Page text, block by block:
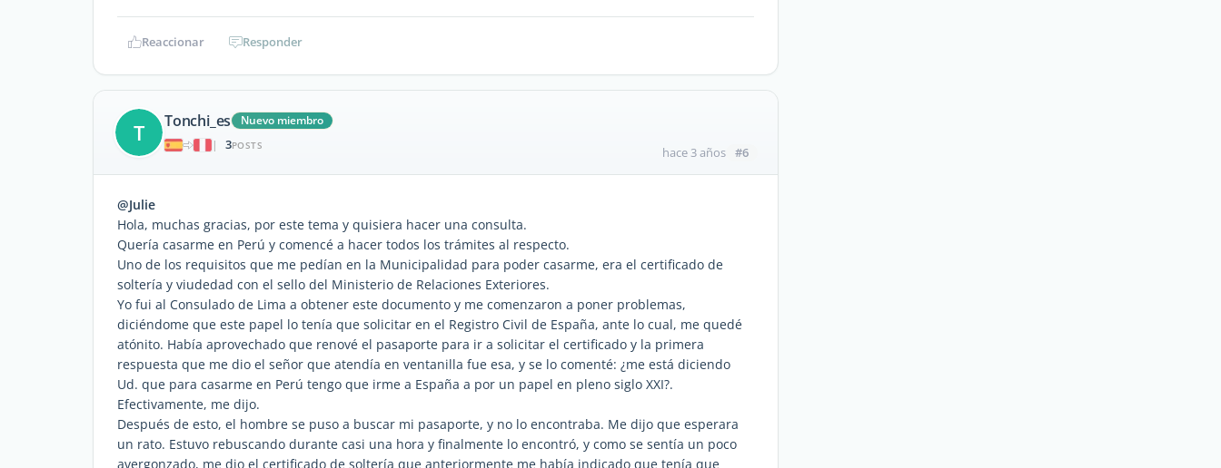
Reaccionar Responder
T Tonchi_es
Nuevo miembro
|
3POSTS hace 3 años #6
@Julie
Hola, muchas gracias, por este tema y quisiera hacer una consulta.
Quería casarme en Perú y comencé a hacer todos los trámites al respecto.
Uno de los requisitos que me pedían en la Municipalidad para poder casarme, era el certificado de
soltería y viudedad con el sello del Ministerio de Relaciones Exteriores.
Yo fui al Consulado de Lima a obtener este documento y me comenzaron a poner problemas,
diciéndome que este papel lo tenía que solicitar en el Registro Civil de España, ante lo cual, me quedé
atónito. Había aprovechado que renové el pasaporte para ir a solicitar el certificado y la primera
respuesta que me dio el señor que atendía en ventanilla fue esa, y se lo comenté: ¿me está diciendo
Ud. que para casarme en Perú tengo que irme a España a por un papel en pleno siglo XXI?.
Efectivamente, me dijo.
Después de esto, el hombre se puso a buscar mi pasaporte, y no lo encontraba. Me dijo que esperara
un rato. Estuvo rebuscando durante casi una hora y finalmente lo encontró, y como se sentía un poco
avergonzado, me dio el certificado de soltería que anteriormente me había indicado que tenía que